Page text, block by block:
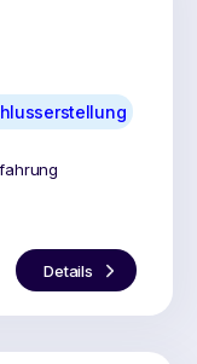
Details